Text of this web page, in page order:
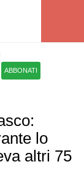
ABBONATI
lo
altri 75